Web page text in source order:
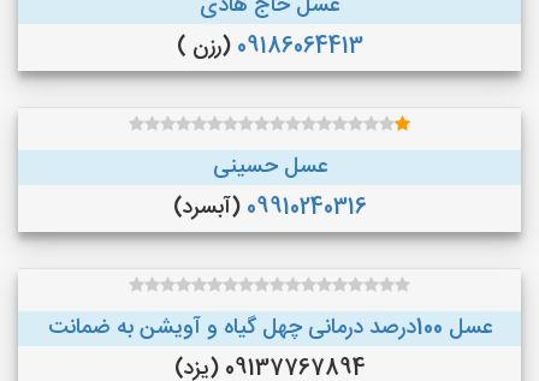
09186064413 (رزن )
عسل حسینی
09910240316 (آبسرد)
عسل 100درصد درمانی چهل گیاه و آویشن به ضمانت
09137767894 (یزد)